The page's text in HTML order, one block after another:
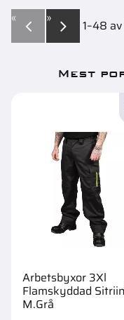
1–48 av
« »
Mest
Arbetsbyxor 3Xl
Flamskyddad
M.Grå